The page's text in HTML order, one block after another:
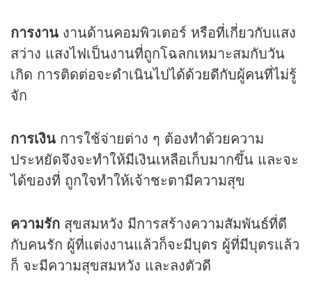
การงาน งานด้านคอมพิวเตอร์ หรือที่เกี่ยวกับแสง
สว่าง แสงไฟเป็นงานที่ถูกโฉลกเหมาะสมกับวัน
เกิด การติดต่อจะดำเนินไปได้ด้วยดีกับผู้คนที่ไม่รู้
จัก
การเงิน การใช้จ่ายต่าง ๆ ต้องทำด้วยความ
ประหยัดจึงจะทำให้มีเงินเหลือเก็บมากขึ้น และจะ
ได้ของที่ ถูกใจทำให้เจ้าชะตามีความสุข
ความรัก สุขสมหวัง มีการสร้างความสัมพันธ์ที่ดี
กับคนรัก ผู้ที่แต่งงานแล้วก็จะมีบุตร ผู้ที่มีบุตรแล้ว
ก็ จะมีความสุขสมหวัง และลงตัวดี